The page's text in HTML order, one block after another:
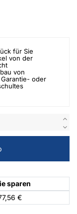
für Sie
von der
von
oder
sparen
€